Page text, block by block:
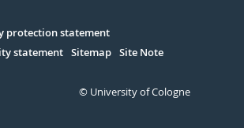
protection statement
statement Sitemap Site Note
© University of Cologne